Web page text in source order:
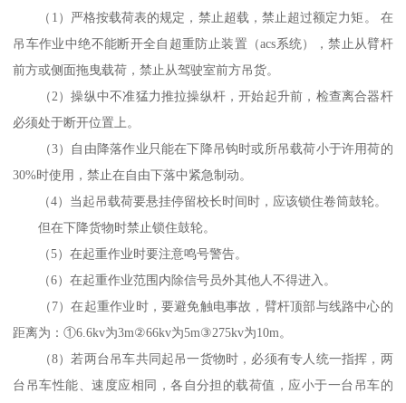
（1）严格按载荷表的规定，禁止超载，禁止超过额定力矩。 在
吊车作业中绝不能断开全自超重防止装置（acs系统），禁止从臂杆
前方或侧面拖曳载荷，禁止从驾驶室前方吊货。
（2）操纵中不准猛力推拉操纵杆，开始起升前，检查离合器杆
必须处于断开位置上。
（3）自由降落作业只能在下降吊钩时或所吊载荷小于许用荷的
30%时使用，禁止在自由下落中紧急制动。
（4）当起吊载荷要悬挂停留校长时间时，应该锁住卷筒鼓轮。
但在下降货物时禁止锁住鼓轮。
（5）在起重作业时要注意鸣号警告。
（6）在起重作业范围内除信号员外其他人不得进入。
（7）在起重作业时，要避免触电事故，臂杆顶部与线路中心的
距离为：①6.6kv为3m②66kv为5m③275kv为10m。
（8）若两台吊车共同起吊一货物时，必须有专人统一指挥，两
台吊车性能、速度应相同，各自分担的载荷值，应小于一台吊车的